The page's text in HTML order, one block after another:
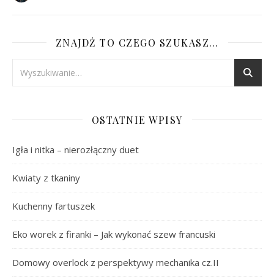
ZNAJDŹ TO CZEGO SZUKASZ…
OSTATNIE WPISY
Igła i nitka – nierozłączny duet
Kwiaty z tkaniny
Kuchenny fartuszek
Eko worek z firanki – Jak wykonać szew francuski
Domowy overlock z perspektywy mechanika cz.II